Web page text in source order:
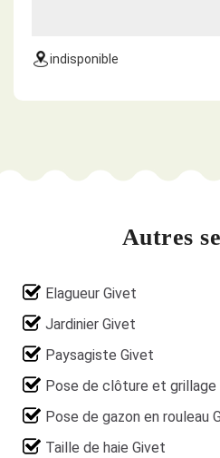
indisponible
Autres
Elagueur Givet
Jardinier Givet
Paysagiste Givet
Pose de clôture et grillage
Pose de gazon en rouleau
Taille de haie Givet